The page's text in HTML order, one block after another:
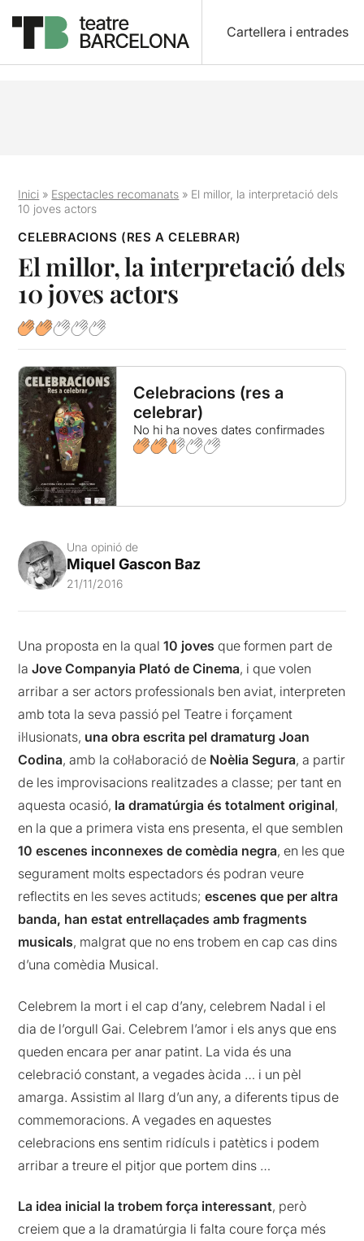
Cartellera i entrades
Inici » Espectacles recomanats » El millor, la interpretació dels
10 joves actors
CELEBRACIONS (RES A CELEBRAR)
El millor, la interpretació dels
10 joves actors
Celebracions (res a
celebrar)
No hi ha noves dates confirmades
Una opinió de
Miquel Gascon Baz
21/11/2016
Una proposta en la qual10 joves que formen part de
laJove Companyia Plató de Cinema, i que volen
arribar a ser actors professionals ben aviat, interpreten
amb tota la seva passió pel Teatre i forçament
il·lusionats, una obra escrita pel dramaturg Joan
Codina, amb la col·laboració de Noèlia Segura, a partir
de les improvisacions realitzades a classe; per tant en
aquesta ocasió, la dramatúrgia és totalment original,
en la que a primera vista ens presenta, el que semblen
10 escenes inconnexes de comèdia negra, en les que
segurament molts espectadors és podran veure
reflectits en les seves actituds;escenes que per altra
banda, han estat entrellaçades amb fragments
musicals, malgrat que no ens trobem en cap cas dins
d’una comèdia Musical.
Celebrem la mort i el cap d’any, celebrem Nadal i el
dia de l’orgull Gai. Celebrem l’amor i els anys que ens
queden encara per anar patint. La vida és una
celebració constant, a vegades àcida … i un pèl
amarga. Assistim al llarg d’un any, a diferents tipus de
commemoracions. A vegades en aquestes
celebracions ens sentim ridículs i patètics i podem
arribar a treure el pitjor que portem dins …
La idea inicial la trobem força interessant, però
creiem que a la dramatúrgia li falta coure força més